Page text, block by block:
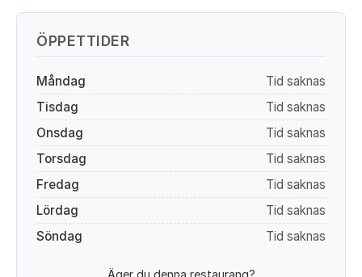
ÖPPETTIDER
Måndag
Tid saknas
Tisdag
Tid saknas
Onsdag
Tid saknas
Torsdag
Tid saknas
Fredag
Tid saknas
Lördag
Tid saknas
Söndag
Tid saknas
Äger du denna restaurang?